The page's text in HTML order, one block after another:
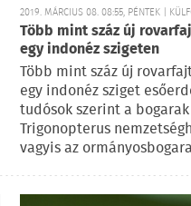
2019. MÁRCIUS 08. 08:55, PÉNTEK |
Több mint száz új
egy indonéz szigeten
Több mint száz új
egy indonéz sziget
tudósok szerint a
Trigonopterus
vagyis az